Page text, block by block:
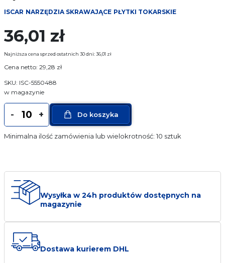
Narzędzia pomiarowe
Narzędzia mocujące
Producenci
Kontakt
Sklep
O Firmie
FAQ
17 774 25 12
biuro@transmet.com.pl
ISCAR NARZĘDZIA SKRAWAJĄCE PŁYTKI TOKARSKIE
36,01 zł
Najniższa cena sprzed ostatnich 30 dni:36,01 zł
Cena netto: 29,28 zł
SKU: ISC-5550488
w magazynie
ilość
Płytka
TPMT
- + Do koszyka
Minimalna ilość zamówienia lub wielokrotność: 10 sztuk
Wysyłka w 24h produktów dostępnych na
magazynie
Dostawa kurierem DHL